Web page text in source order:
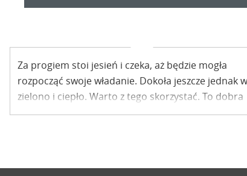
Za progiem stoi jesień i czeka, aż będzie mogła
rozpocząć swoje władanie. Dokoła jeszcze jednak
zielono i ciepło. Warto z tego skorzystać. To dobra
pora na spacery, także rowerowe. Tym razem